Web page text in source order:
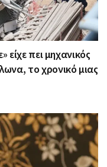
είχε πει μηχανικός
το χρονικό μιας